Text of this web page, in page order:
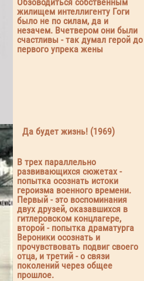
жилищем интеллигенту Гоги
было не по силам, да и
незачем. Вчетвером они были
счастливы - так думал герой до
первого упрека жены
Да будет жизнь! (1969)
В трех параллельно
развивающихся сюжетах -
попытка осознать истоки
героизма военного времени.
Первый - это воспоминания
двух друзей, оказавшихся в
гитлеровском концлагере,
второй - попытка драматурга
Вероники осознать и
прочувствовать подвиг своего
отца, и третий - о связи
поколений через общее
прошлое.